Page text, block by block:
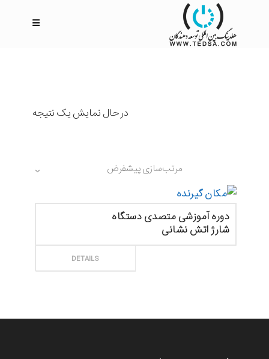
در حال نمایش یک نتیجه
مرتب‌سازی پیشفرض
دوره آموزشی متصدی دستگاه
شارژ اتش نشانی
DETAILS